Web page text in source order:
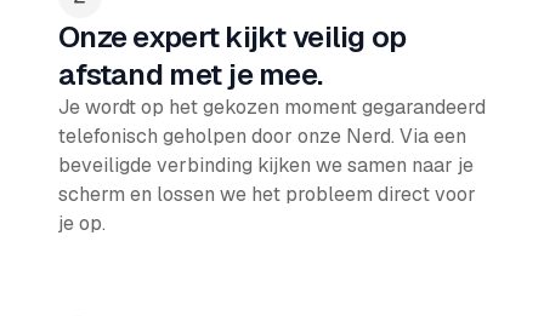
Onze expert kijkt veilig op
afstand met je mee.
Je wordt op het gekozen moment gegarandeerd
telefonisch geholpen door onze Nerd. Via een
beveiligde verbinding kijken we samen naar je
scherm en lossen we het probleem direct voor
je op.